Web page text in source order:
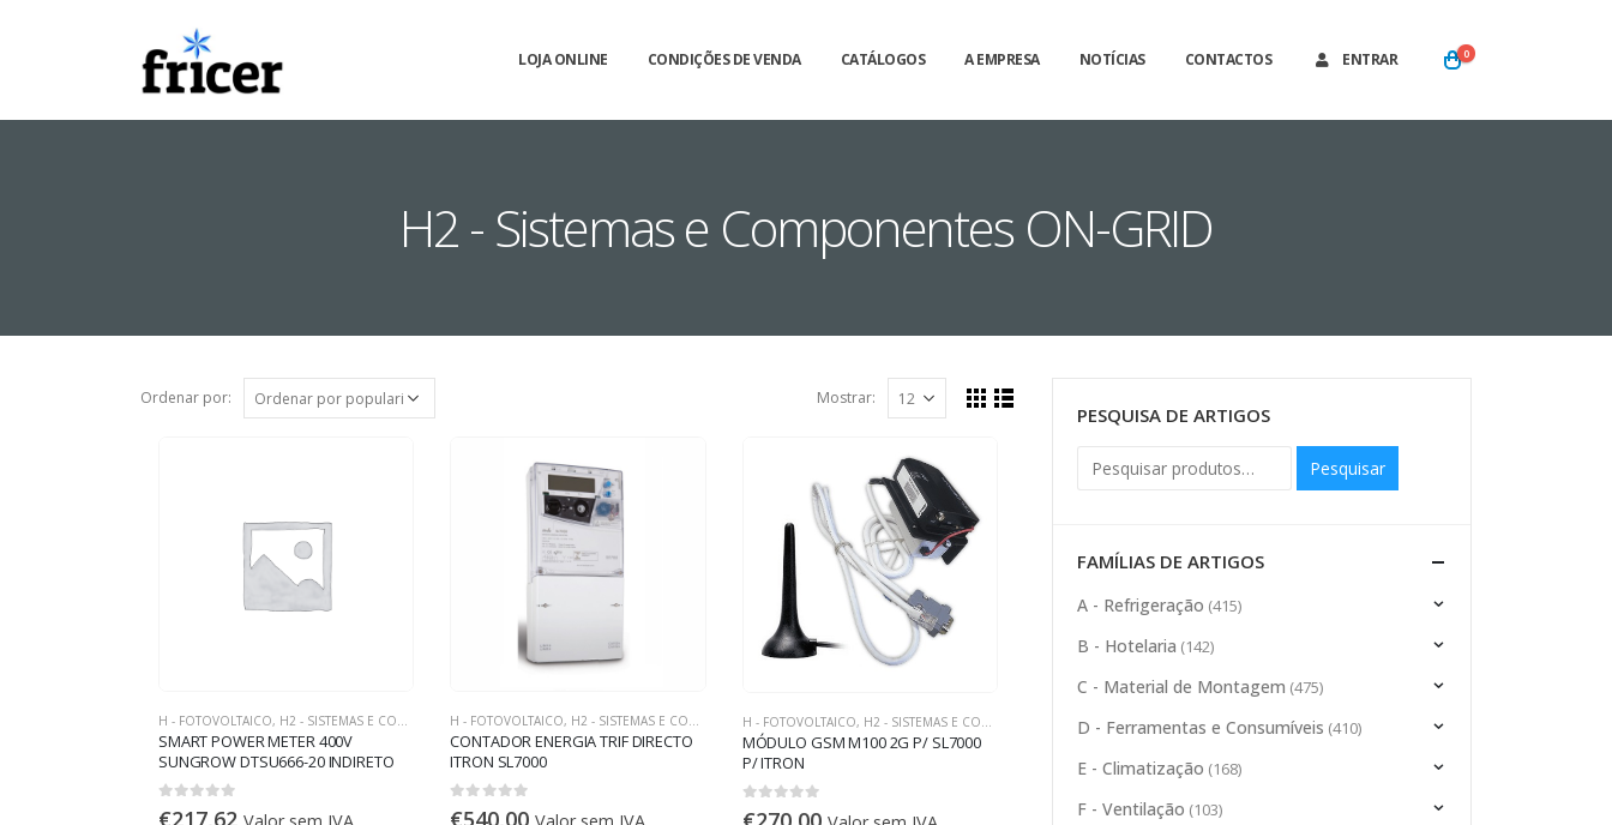
LOJA ONLINE CONDIÇÕES DE VENDA CATÁLOGOS A EMPRESA NOTÍCIAS CONTACTOS ENTRAR 0
H2 - Sistemas e Componentes ON-GRID
Ordenar por: Mostrar:
H - FOTOVOLTAICO, H2 - SISTEMAS E COMPONENTES ON-GRID
SMART POWER METER 400V
SUNGROW DTSU666-20 INDIRETO
0out of 5
H - FOTOVOLTAICO, H2 - SISTEMAS E COMPONENTES ON-GRID
CONTADOR ENERGIA TRIF DIRECTO
ITRON SL7000
0out of 5
H - FOTOVOLTAICO, H2 - SISTEMAS E COMPONENTES ON-GRID
MÓDULO GSM M100 2G P/ SL7000
P/ ITRON
0out of 5
PESQUISA DE ARTIGOS
Pesquisar
FAMÍLIAS DE ARTIGOS
A - Refrigeração (415)
B - Hotelaria (142)
C - Material de Montagem (475)
D - Ferramentas e Consumíveis (410)
E - Climatização (168)
F - Ventilação (103)